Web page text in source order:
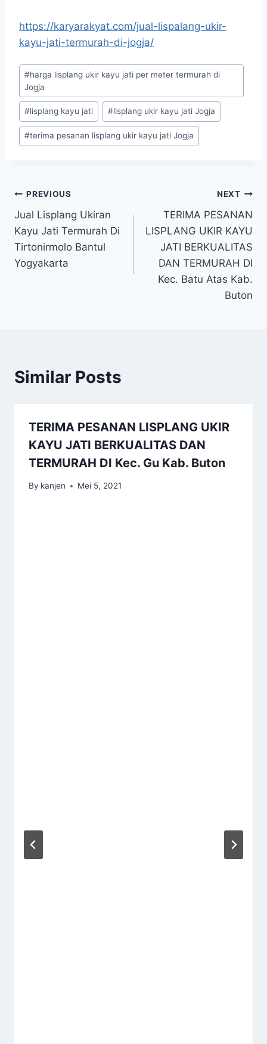
https://karyarakyat.com/jual-lispalang-ukir-
kayu-jati-termurah-di-jogja/
#harga lisplang ukir kayu jati per meter termurah di
Jogja
#lisplang kayu jati #lisplang ukir kayu jati Jogja
#terima pesanan lisplang ukir kayu jati Jogja
PREVIOUS
Jual Lisplang Ukiran
Kayu Jati Termurah Di
Tirtonirmolo Bantul
Yogyakarta
NEXT
TERIMA PESANAN
LISPLANG UKIR KAYU
JATI BERKUALITAS
DAN TERMURAH DI
Kec. Batu Atas Kab.
Buton
Similar Posts
TERIMA PESANAN LISPLANG UKIR
KAYU JATI BERKUALITAS DAN
TERMURAH DI Kec. Gu Kab. Buton
By kanjen Mei 5, 2021